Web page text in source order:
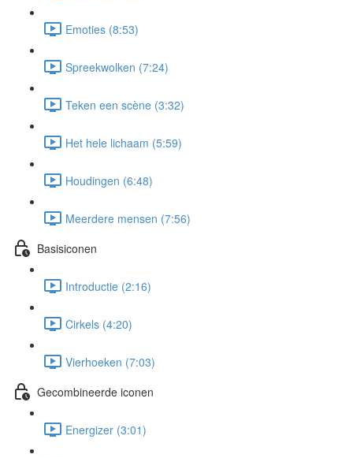
Emoties (8:53)
Spreekwolken (7:24)
Teken een scène (3:32)
Het hele lichaam (5:59)
Houdingen (6:48)
Meerdere mensen (7:56)
Basisiconen
Introductie (2:16)
Cirkels (4:20)
Vierhoeken (7:03)
Gecombineerde iconen
Energizer (3:01)